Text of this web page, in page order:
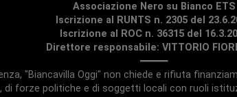
Associazione Nero su Bianco ETS
Iscrizione al RUNTS n. 2305 del
Iscrizione al ROC n. 36315 del
Direttore responsabile: VITTORIO
━━━━━
"Biancavilla Oggi" non chiede e rifiuta
di forze politiche e di soggetti locali con ruoli